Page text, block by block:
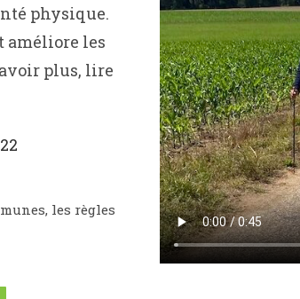
physique.
améliore les
plus, lire
les règles